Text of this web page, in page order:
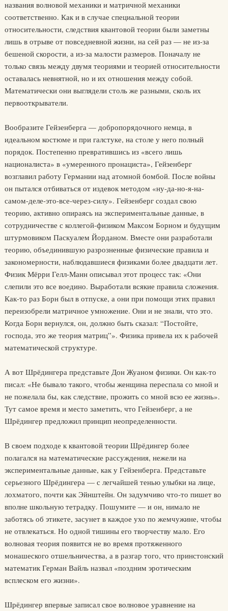
названия волновой механики и матричной механики
соответственно. Как и в случае специальной теории
относительности, следствия квантовой теории были заметны
лишь в отрыве от повседневной жизни, на сей раз — не из-за
бешеной скорости, а из-за малости размеров. Поначалу не
только связь между двумя теориями и теорией относительности
оставалась невнятной, но и их отношения между собой.
Математически они выглядели столь же разными, сколь их
первооткрыватели.
Вообразите Гейзенберга — добропорядочного немца, в
идеальном костюме и при галстуке, на столе у него полный
порядок. Постепенно превратившись из «всего лишь
националиста» в «умеренного пронациста», Гейзенберг
возглавил работу Германии над атомной бомбой. После войны
он пытался отбиваться от издевок методом «ну-да-но-я-на-
самом-деле-это-все-через-силу». Гейзенберг создал свою
теорию, активно опираясь на экспериментальные данные, в
сотрудничестве с коллегой-физиком Максом Борном и будущим
штурмовиком Паскуалем Йорданом. Вместе они разработали
теорию, объединившую разрозненные физические правила и
закономерности, наблюдавшиеся физиками более двадцати лет.
Физик Мёрри Гелл-Манн описывал этот процесс так: «Они
слепили это все воедино. Выработали всякие правила сложения.
Как-то раз Борн был в отпуске, а они при помощи этих правил
переизобрели матричное умножение. Они и не знали, что это.
Когда Борн вернулся, он, должно быть сказал: “Постойте,
господа, это же теория матриц”». Физика привела их к рабочей
математической структуре.
А вот Шрёдингера представьте Дон Жуаном физики. Он как-то
писал: «Не бывало такого, чтобы женщина переспала со мной и
не пожелала бы, как следствие, прожить со мной всю ее жизнь».
Тут самое время и место заметить, что Гейзенберг, а не
Шрёдингер предложил принцип неопределенности.
В своем подходе к квантовой теории Шрёдингер более
полагался на математические рассуждения, нежели на
экспериментальные данные, как у Гейзенберга. Представьте
серьезного Шрёдингера — с легчайшей тенью улыбки на лице,
лохматого, почти как Эйнштейн. Он задумчиво что-то пишет во
вполне школьную тетрадку. Пошумите — и он, нимало не
заботясь об этикете, засунет в каждое ухо по жемчужине, чтобы
не отвлекаться. Но одной тишины его творчеству мало. Его
волновая теория появится не во время протяженного
монашеского отшельничества, а в разгар того, что принстонский
математик Герман Вайль назвал «поздним эротическим
всплеском его жизни».
Шрёдингер впервые записал свое волновое уравнение на